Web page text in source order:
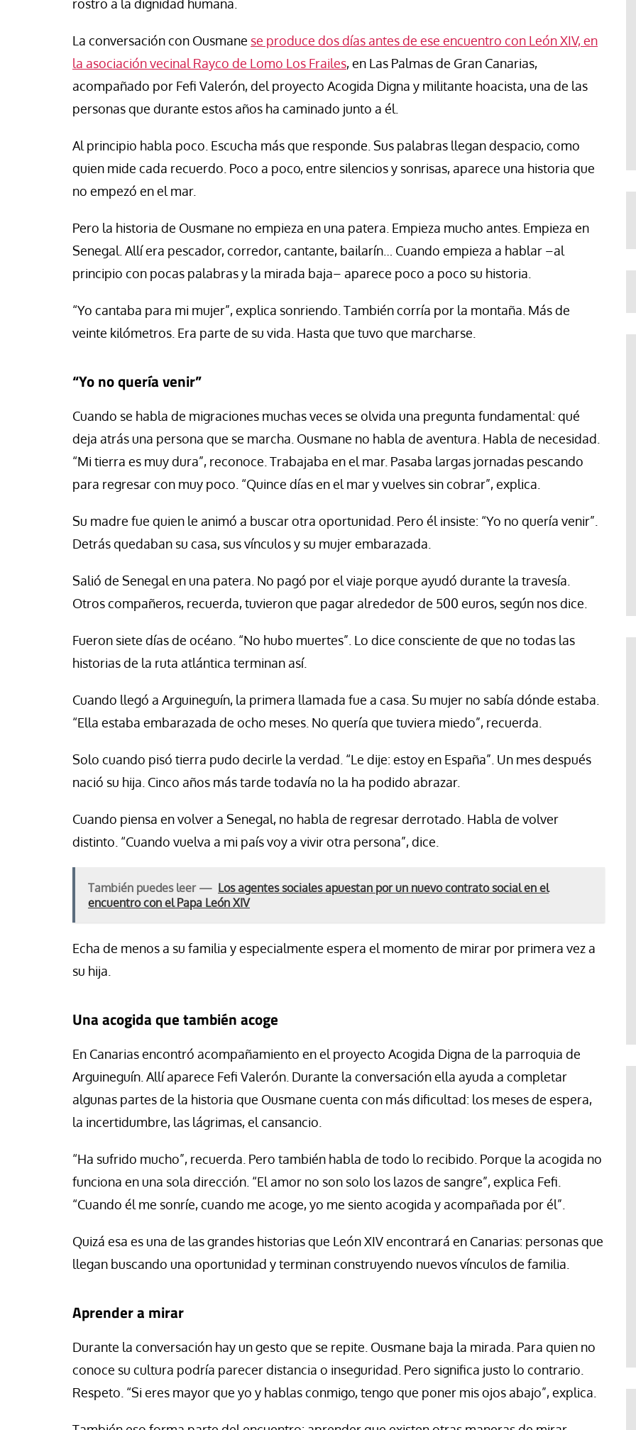
rostro a la dignidad humana.
La conversación con Ousmane se produce dos días antes de ese encuentro con León XIV, en
la asociación vecinal Rayco de Lomo Los Frailes, en Las Palmas de Gran Canarias,
acompañado por Fefi Valerón, del proyecto Acogida Digna y militante hoacista, una de las
personas que durante estos años ha caminado junto a él.
Al principio habla poco. Escucha más que responde. Sus palabras llegan despacio, como
quien mide cada recuerdo. Poco a poco, entre silencios y sonrisas, aparece una historia que
no empezó en el mar.
Pero la historia de Ousmane no empieza en una patera. Empieza mucho antes. Empieza en
Senegal. Allí era pescador, corredor, cantante, bailarín… Cuando empieza a hablar –al
principio con pocas palabras y la mirada baja– aparece poco a poco su historia.
“Yo cantaba para mi mujer”, explica sonriendo. También corría por la montaña. Más de
veinte kilómetros. Era parte de su vida. Hasta que tuvo que marcharse.
“Yo no quería venir”
Cuando se habla de migraciones muchas veces se olvida una pregunta fundamental: qué
deja atrás una persona que se marcha. Ousmane no habla de aventura. Habla de necesidad.
“Mi tierra es muy dura”, reconoce. Trabajaba en el mar. Pasaba largas jornadas pescando
para regresar con muy poco. “Quince días en el mar y vuelves sin cobrar”, explica.
Su madre fue quien le animó a buscar otra oportunidad. Pero él insiste: “Yo no quería venir”.
Detrás quedaban su casa, sus vínculos y su mujer embarazada.
Salió de Senegal en una patera. No pagó por el viaje porque ayudó durante la travesía.
Otros compañeros, recuerda, tuvieron que pagar alrededor de 500 euros, según nos dice.
Fueron siete días de océano. “No hubo muertes”. Lo dice consciente de que no todas las
historias de la ruta atlántica terminan así.
Cuando llegó a Arguineguín, la primera llamada fue a casa. Su mujer no sabía dónde estaba.
“Ella estaba embarazada de ocho meses. No quería que tuviera miedo”, recuerda.
Solo cuando pisó tierra pudo decirle la verdad. “Le dije: estoy en España”. Un mes después
nació su hija. Cinco años más tarde todavía no la ha podido abrazar.
Cuando piensa en volver a Senegal, no habla de regresar derrotado. Habla de volver
distinto. “Cuando vuelva a mi país voy a vivir otra persona”, dice.
También puedes leer — Los agentes sociales apuestan por un nuevo contrato social en el
encuentro con el Papa León XIV
Echa de menos a su familia y especialmente espera el momento de mirar por primera vez a
su hija.
Una acogida que también acoge
En Canarias encontró acompañamiento en el proyecto Acogida Digna de la parroquia de
Arguineguín. Allí aparece Fefi Valerón. Durante la conversación ella ayuda a completar
algunas partes de la historia que Ousmane cuenta con más dificultad: los meses de espera,
la incertidumbre, las lágrimas, el cansancio.
“Ha sufrido mucho”, recuerda. Pero también habla de todo lo recibido. Porque la acogida no
funciona en una sola dirección. “El amor no son solo los lazos de sangre”, explica Fefi.
“Cuando él me sonríe, cuando me acoge, yo me siento acogida y acompañada por él”.
Quizá esa es una de las grandes historias que León XIV encontrará en Canarias: personas que
llegan buscando una oportunidad y terminan construyendo nuevos vínculos de familia.
Aprender a mirar
Durante la conversación hay un gesto que se repite. Ousmane baja la mirada. Para quien no
conoce su cultura podría parecer distancia o inseguridad. Pero significa justo lo contrario.
Respeto. “Si eres mayor que yo y hablas conmigo, tengo que poner mis ojos abajo”, explica.